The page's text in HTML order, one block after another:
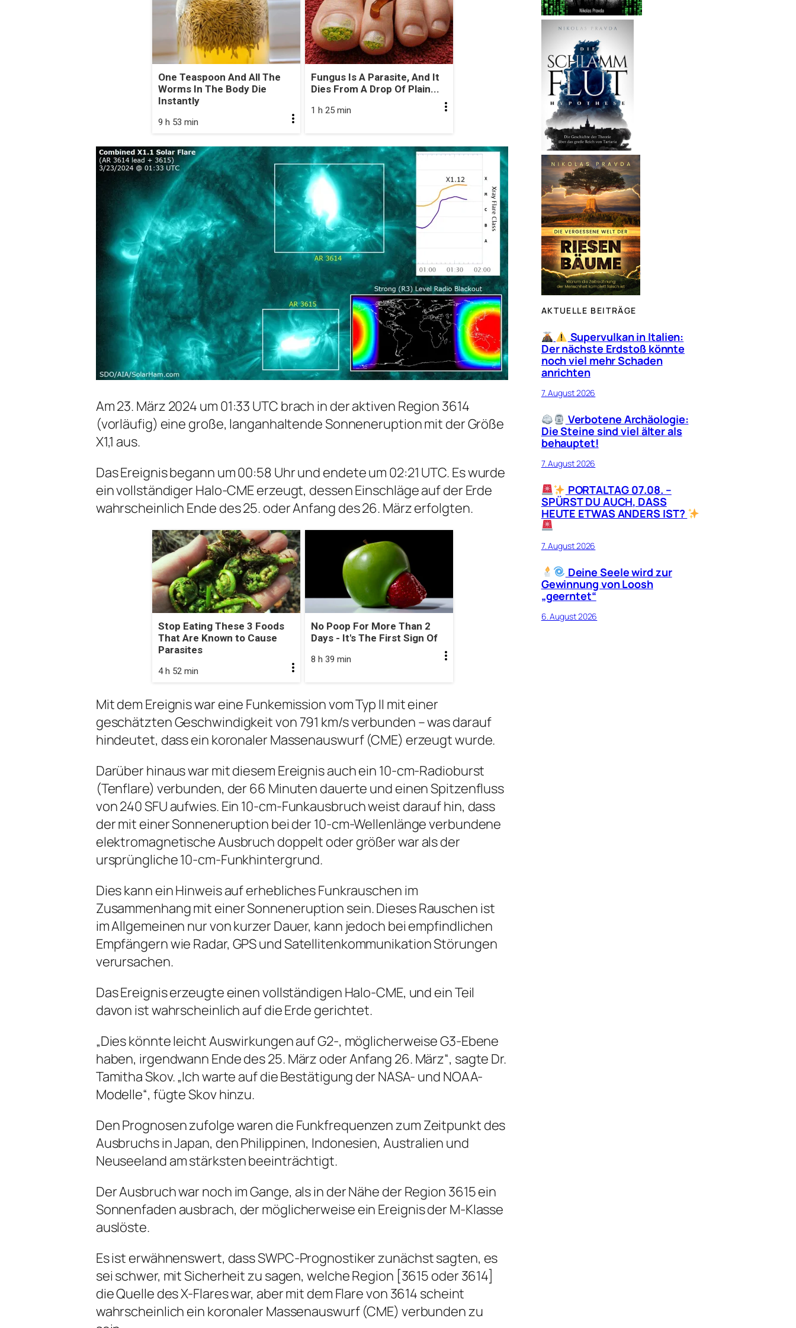
One Teaspoon And All The
Worms In The Body Die
Instantly
9 h 53 min
Fungus Is A Parasite, And It
Dies From A Drop Of Plain...
1 h 25 min
Am 23. März 2024 um 01:33 UTC brach in der aktiven Region 3614
(vorläufig) eine große, langanhaltende Sonneneruption mit der Größe
X1,1 aus.
Das Ereignis begann um 00:58 Uhr und endete um 02:21 UTC. Es wurde
ein vollständiger Halo-CME erzeugt, dessen Einschläge auf der Erde
wahrscheinlich Ende des 25. oder Anfang des 26. März erfolgten.
Stop Eating These 3 Foods
That Are Known to Cause
Parasites
4 h 52 min
No Poop For More Than 2
Days - It's The First Sign Of
8 h 39 min
Mit dem Ereignis war eine Funkemission vom Typ II mit einer
geschätzten Geschwindigkeit von 791 km/s verbunden – was darauf
hindeutet, dass ein koronaler Massenauswurf (CME) erzeugt wurde.
Darüber hinaus war mit diesem Ereignis auch ein 10-cm-Radioburst
(Tenflare) verbunden, der 66 Minuten dauerte und einen Spitzenfluss
von 240 SFU aufwies. Ein 10-cm-Funkausbruch weist darauf hin, dass
der mit einer Sonneneruption bei der 10-cm-Wellenlänge verbundene
elektromagnetische Ausbruch doppelt oder größer war als der
ursprüngliche 10-cm-Funkhintergrund.
Dies kann ein Hinweis auf erhebliches Funkrauschen im
Zusammenhang mit einer Sonneneruption sein. Dieses Rauschen ist
im Allgemeinen nur von kurzer Dauer, kann jedoch bei empfindlichen
Empfängern wie Radar, GPS und Satellitenkommunikation Störungen
verursachen.
Das Ereignis erzeugte einen vollständigen Halo-CME, und ein Teil
davon ist wahrscheinlich auf die Erde gerichtet.
„Dies könnte leicht Auswirkungen auf G2-, möglicherweise G3-Ebene
haben, irgendwann Ende des 25. März oder Anfang 26. März“, sagte Dr.
Tamitha Skov. „Ich warte auf die Bestätigung der NASA- und NOAA-
Modelle“, fügte Skov hinzu.
Den Prognosen zufolge waren die Funkfrequenzen zum Zeitpunkt des
Ausbruchs in Japan, den Philippinen, Indonesien, Australien und
Neuseeland am stärksten beeinträchtigt.
Der Ausbruch war noch im Gange, als in der Nähe der Region 3615 ein
Sonnenfaden ausbrach, der möglicherweise ein Ereignis der M-Klasse
auslöste.
Es ist erwähnenswert, dass SWPC-Prognostiker zunächst sagten, es
sei schwer, mit Sicherheit zu sagen, welche Region [3615 oder 3614]
die Quelle des X-Flares war, aber mit dem Flare von 3614 scheint
wahrscheinlich ein koronaler Massenauswurf (CME) verbunden zu
AKTUELLE BEITRÄGE
Supervulkan in Italien:
Der nächste Erdstoß könnte
noch viel mehr Schaden
anrichten
7. August 2026
Verbotene Archäologie:
Die Steine sind viel älter als
behauptet!
7. August 2026
PORTALTAG 07.08. –
SPÜRST DU AUCH, DASS
HEUTE ETWAS ANDERS IST?
7. August 2026
Deine Seele wird zur
Gewinnung von Loosh
„geerntet“
6. August 2026